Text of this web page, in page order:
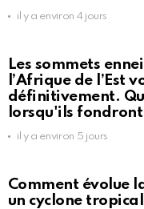
il y a environ 4 jours
Les sommets
l’Afrique de
définitivement.
lorsqu'ils fondront
il y a environ 5 jours
Comment évolue
un cyclone tropical